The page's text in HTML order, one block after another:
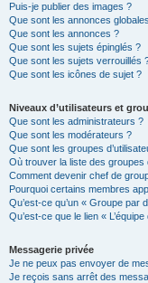
Puis-je publier des images ?
Que sont les annonces
Que sont les annonces ?
Que sont les sujets épinglés ?
Que sont les sujets verrouillés
Que sont les icônes de sujet ?
Niveaux d’utilisateurs et
Que sont les administrateurs ?
Que sont les modérateurs ?
Que sont les groupes
Où trouver la liste des groupes
Comment devenir chef de
Pourquoi certains membres
Qu’est-ce qu’un « Groupe par
Qu’est-ce que le lien «
Messagerie privée
Je ne peux pas envoyer de
Je reçois sans arrêt des